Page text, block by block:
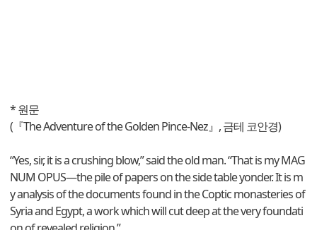
* 원문
(『The Adventure of the Golden Pince-Nez』, 금테 코안경)
“Yes, sir, it is a crushing blow,” said the old man. “That is my MAG
NUM OPUS—the pile of papers on the side table yonder. It is m
y analysis of the documents found in the Coptic monasteries of
Syria and Egypt, a work which will cut deep at the very foundati